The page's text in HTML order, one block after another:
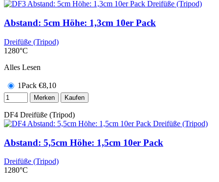
Abstand: 5cm Höhe: 1,3cm 10er Pack
Dreifüße (Tripod)
1280°C
Alles Lesen
1Pack €8,10
Merken Kaufen
DF4 Dreifüße (Tripod)
Abstand: 5,5cm Höhe: 1,5cm 10er Pack
Dreifüße (Tripod)
1280°C